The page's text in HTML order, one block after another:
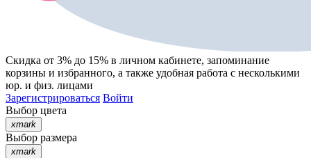
Скидка от 3% до 15% в личном кабинете, запоминание
корзины и избранного, а также удобная работа с несколькими
юр. и физ. лицами
Зарегистрироваться Войти
Выбор цвета
xmark
Выбор размера
xmark